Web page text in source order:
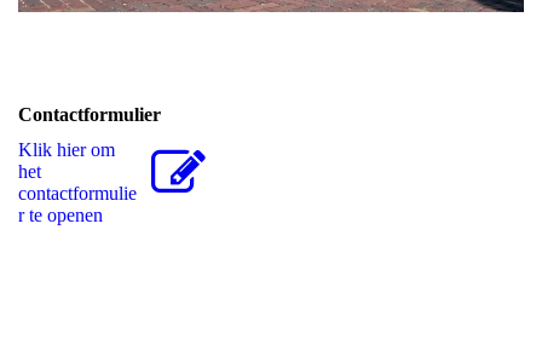
Contactformulier
Klik hier om
het
contactformulie
r te openen